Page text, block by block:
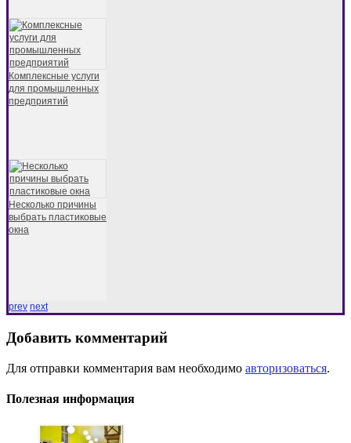
Комплексные услуги
для промышленных
предприятий
Несколько причины
выбрать пластиковые
окна
prev next
Добавить комментарий
Для отправки комментария вам необходимо авторизоваться.
Полезная информация